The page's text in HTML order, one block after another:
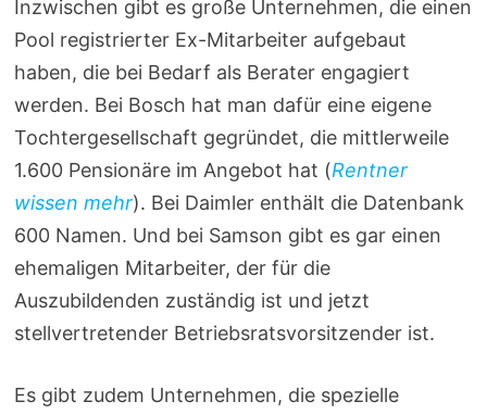
Inzwischen gibt es große Unternehmen, die einen
Pool registrierter Ex-Mitarbeiter aufgebaut
haben, die bei Bedarf als Berater engagiert
werden. Bei Bosch hat man dafür eine eigene
Tochtergesellschaft gegründet, die mittlerweile
1.600 Pensionäre im Angebot hat (Rentner
wissen mehr). Bei Daimler enthält die Datenbank
600 Namen. Und bei Samson gibt es gar einen
ehemaligen Mitarbeiter, der für die
Auszubildenden zuständig ist und jetzt
stellvertretender Betriebsratsvorsitzender ist.
Es gibt zudem Unternehmen, die spezielle